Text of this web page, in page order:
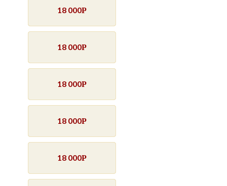
18 000Р
18 000Р
18 000Р
18 000Р
18 000Р